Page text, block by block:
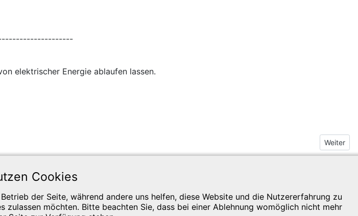
elektrischer Energie ablaufen lassen.
Nächster
Weiter
Home
Kontakt
Cookies
der Seite, während andere uns helfen, diese Website und die Nutzererfahrung zu
möchten. Bitte beachten Sie, dass bei einer Ablehnung womöglich nicht mehr